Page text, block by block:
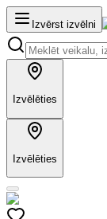
Izvērst izvēlni
Izvēlēties
Izvēlēties